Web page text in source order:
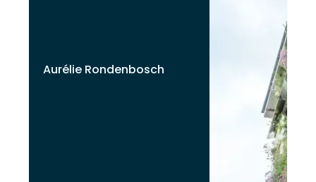
Aurélie Rondenbosch